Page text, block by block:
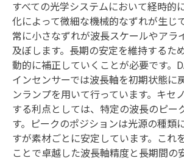
すべての光学システムにおいて経時的
化によって微細な機械的なずれが生じ
常に小さなずれが波長スケールやアラ
及ぼします。長期の安定を維持するた
動的に補正していくことが必要です。
インセンサーでは波長軸を初期状態に
ンランプを用いて行っています。キセ
する利点としては、特定の波長のピー
す。ピークのポジションは光源の種類
すが素材ごとに安定しています。これ
ことで卓越した波長軸精度と長期間の